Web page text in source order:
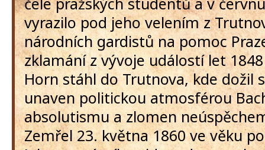
vyrazilo pod jeho velením z
národních gardistů na pomoc
zklamání z vývoje událostí let
Horn stáhl do Trutnova, kde dožil
unaven politickou atmosférou
absolutismu a zlomen
Zemřel 23. května 1860 ve věku